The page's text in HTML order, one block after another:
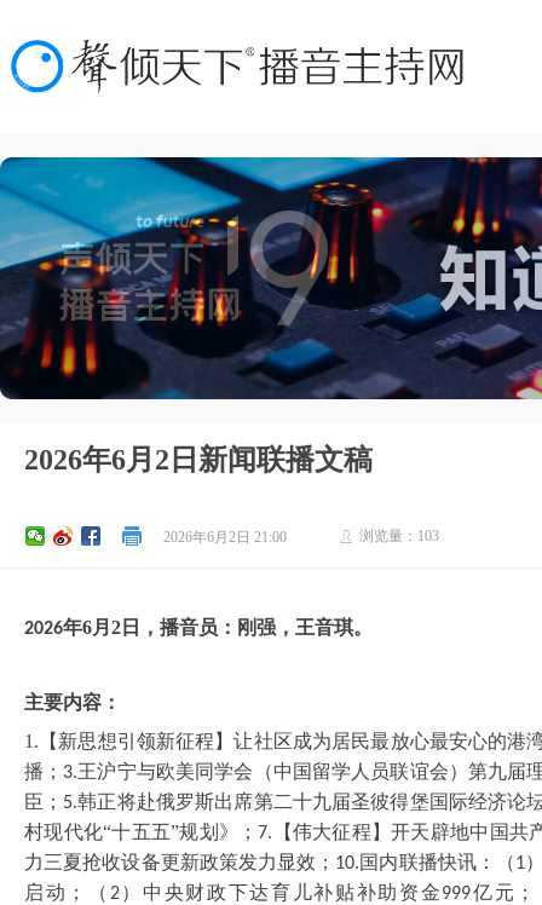
2026年6月2日新闻联播文稿
2026年6月2日 21:00 ꄑ 浏览量： 103
2026年6月 2 日，播音员：刚强， 王音琪。
主要内容：
1.【新思想引领新征程】让社区成为居民最放心最安心的港
播； 3.王沪宁与欧美同学会（中国留学人员联谊会）第九届
臣； 5.韩正将赴俄罗斯出席第二十九届圣彼得堡国际经济论
村现代化“十五五”规划》；7.
【伟大征程】开天辟地中国共
力三夏抢收设备更新政策发力显效； 10.国内联播快讯：（1
启动；（ 2）中央财政下达育儿补贴补助资金999亿元；